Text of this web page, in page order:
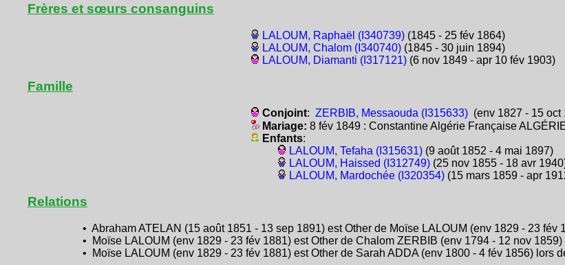
Frères et sœurs consanguins
LALOUM, Raphaël (I340739) (1845 - 25 fév 1864)
LALOUM, Chalom (I340740) (1845 - 30 juin 1894)
LALOUM, Diamanti (I317121) (6 nov 1849 - apr 10 fév 1903)
Famille
Conjoint:ZERBIB, Messaouda (I315633) (env 1827 - 15 oct
Mariage:8 fév 1849 : Constantine Algérie Française
Enfants:
LALOUM, Tefaha (I315631) (9 août 1852 - 4 mai 1897)
LALOUM, Haissed (I312749) (25 nov 1855 - 18 avr
LALOUM, Mardochée (I320354) (15 mars 1859 - apr
Relations
• Abraham ATELAN (15 août 1851 - 13 sep 1891) est Other de Moïse LALOUM (env 1829 - 23
• Moïse LALOUM (env 1829 - 23 fév 1881) est Other de Chalom ZERBIB (env 1794 - 12 nov
• Moïse LALOUM (env 1829 - 23 fév 1881) est Other de Sarah ADDA (env 1800 - 4 fév 1856) lors